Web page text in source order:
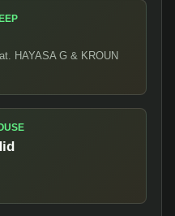
HAYASA G & KROUN